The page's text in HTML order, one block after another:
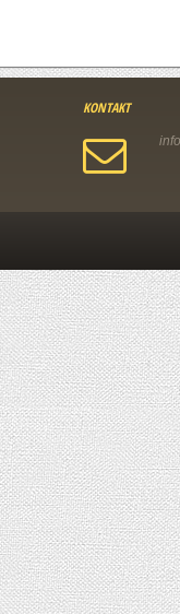
KONTAKT